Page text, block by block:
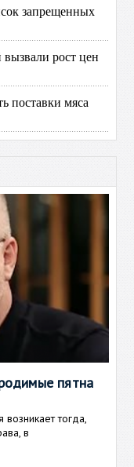
запрещенных
рост цен
поставки мяса
пятна
тогда,
в